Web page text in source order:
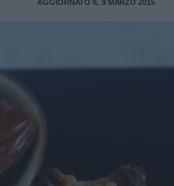
AGGIORNATO IL 9 MARZO 2015